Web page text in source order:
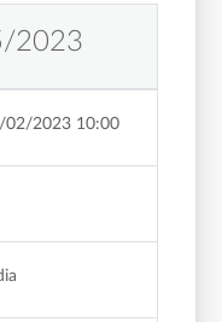
2023
02/2023 10:00